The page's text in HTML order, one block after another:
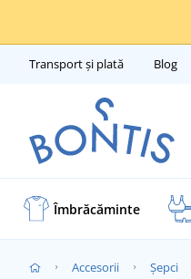
Transport și plată Blog
Îmbrăcăminte
Accesorii Șepci